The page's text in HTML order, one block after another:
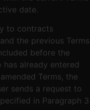
date.
to contracts
the previous Terms
before the
has already entered
Terms, the
sends a request to
in Paragraph 3